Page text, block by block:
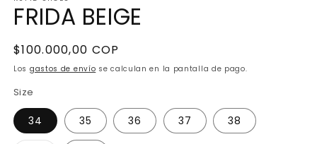
1
en
modal
FRIDA BEIGE
Precio
habitual
$100.000,00 COP
Los gastos de envío se calculan en la pantalla de pago.
Size
34 35 36 37 38